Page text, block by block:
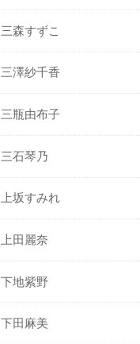
三森すずこ
三澤紗千香
三瓶由布子
三石琴乃
上坂すみれ
上田麗奈
下地紫野
下田麻美